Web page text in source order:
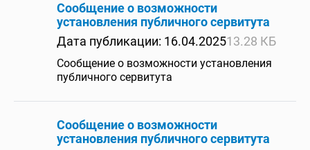
Сообщение о возможности
установления публичного сервитута
Дата публикации: 16.04.202513.28 КБ
Сообщение о возможности установления
публичного сервитута
Сообщение о возможности
установления публичного сервитута